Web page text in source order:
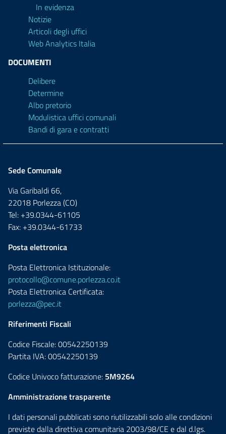
In evidenza
Notizie
Articoli degli uffici
Web Analytics Italia
DOCUMENTI
Delibere
Determine
Albo pretorio
Modulistica uffici comunali
Bandi di gara e contratti
Sede Comunale
Via Garibaldi 66,
22018 Porlezza (CO)
Tel: +39.0344-61105
Fax: +39.0344-61733
Posta elettronica
Posta Elettronica Istituzionale:
protocollo@comune.porlezza.co.it
Posta Elettronica Certificata:
porlezza@pec.it
Riferimenti Fiscali
Codice Fiscale: 00542250139
Partita IVA: 00542250139
Codice Univoco fatturazione: 5M9264
Amministrazione trasparente
I dati personali pubblicati sono riutilizzabili solo alle condizioni
previste dalla direttiva comunitaria 2003/98/CE e dal d.lgs.